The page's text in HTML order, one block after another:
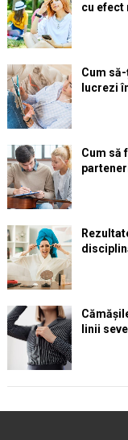
cu efect
Cum
lucrezi
Cum să
linii